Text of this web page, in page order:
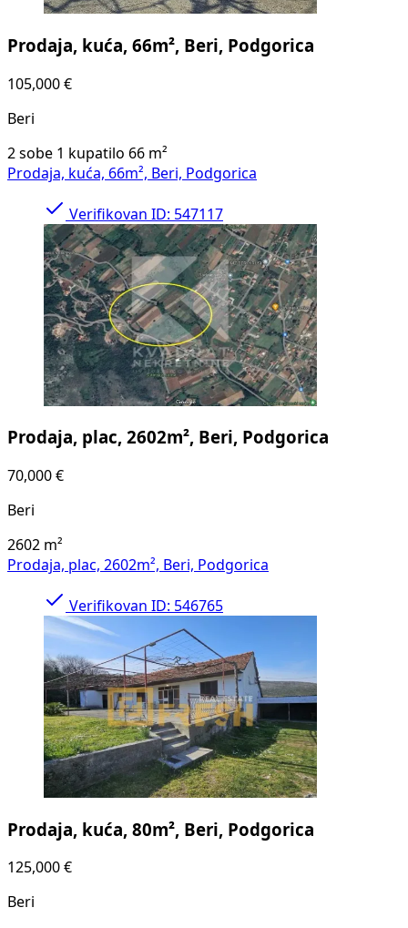
Prodaja, kuća, 66m², Beri, Podgorica
105,000 €
Beri
2 sobe 1 kupatilo 66 m²
Prodaja, kuća, 66m², Beri, Podgorica
Verifikovan ID: 547117
Prodaja, plac, 2602m², Beri, Podgorica
70,000 €
Beri
2602 m²
Prodaja, plac, 2602m², Beri, Podgorica
Verifikovan ID: 546765
Prodaja, kuća, 80m², Beri, Podgorica
125,000 €
Beri